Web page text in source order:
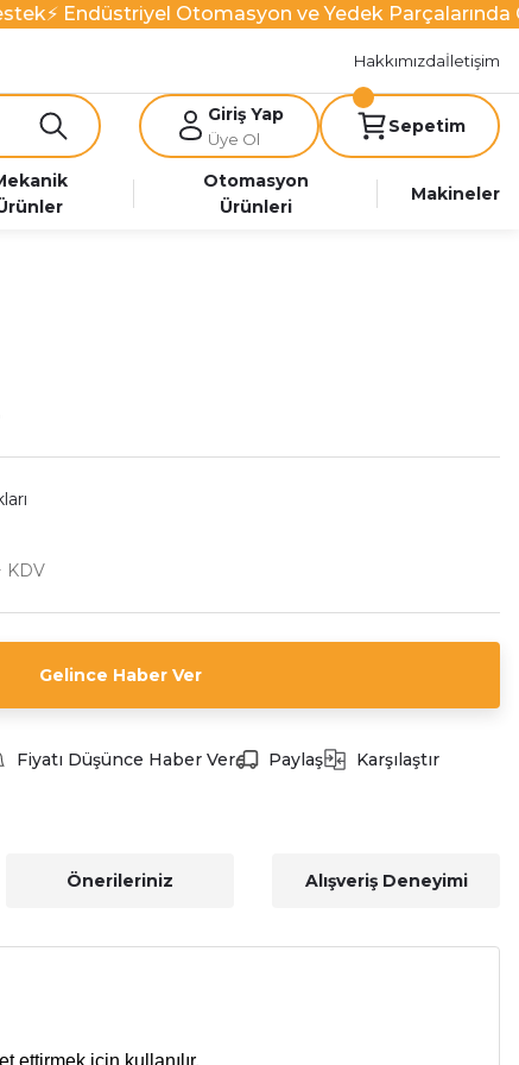
⚡ Endüstriyel Otomasyon ve Yedek Parçalarında
Hakkımızdaİletişim
Giriş Yap
Üye Ol
Sepetim
Otomasyon
Ürünleri
Makineler
KDV
Gelince Haber Ver
Fiyatı Düşünce Haber Ver Paylaş Karşılaştır
Önerileriniz Alışveriş Deneyimi
ettirmek için kullanılır.